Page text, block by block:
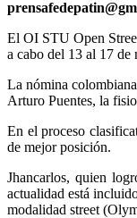
El OI STU Open
a cabo del 13 al 17 de
La nómina
Arturo Puentes, la
En el proceso
de mejor posición.
Jhancarlos, quien
actualidad está
modalidad street